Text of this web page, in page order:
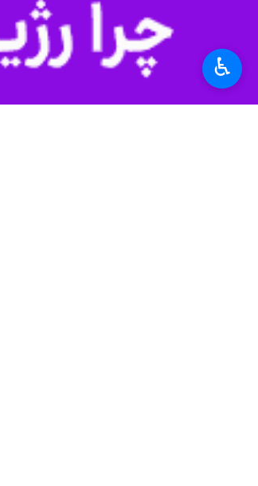
برچسب‌ها
الیگودرز
آلومینیوم
لرستان
♿︎